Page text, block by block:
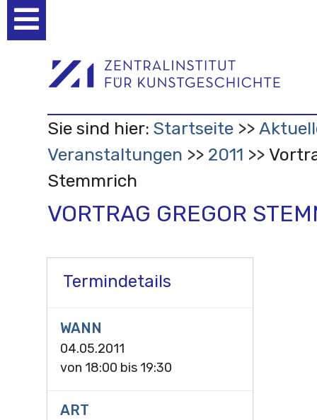
Werkzeuge
Sie sind hier: Startseite
Veranstaltungen
2011
Stemmrich
VORTRAG GREGOR
Termindetails
WANN
04.05.2011
von 18:00 bis 19:30
ART